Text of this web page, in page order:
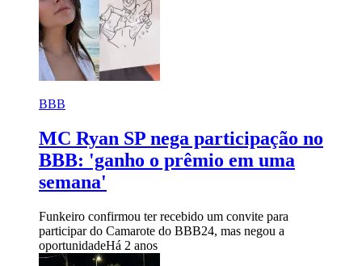
BBB
MC Ryan SP nega participação no
BBB: 'ganho o prêmio em uma
semana'
Funkeiro confirmou ter recebido um convite para
participar do Camarote do BBB24, mas negou a
oportunidadeHá 2 anos